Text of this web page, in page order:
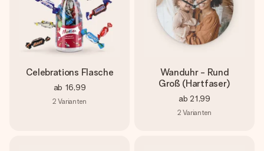
Celebrations Flasche
ab 16,99
2 Varianten
Wanduhr - Rund
Groß (Hartfaser)
ab 21,99
2 Varianten